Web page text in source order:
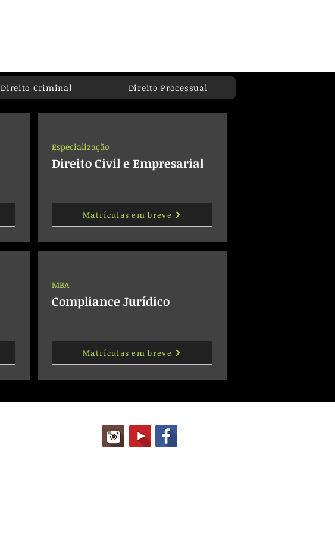
Direito Criminal Direito Processual
Especialização
Direito Civil e Empresarial
Matrículas em breve
MBA
Compliance Jurídico
Matrículas em breve